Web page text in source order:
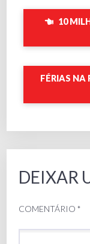
10
FÉRIAS NA
DEIXAR
COMENTÁRIO*